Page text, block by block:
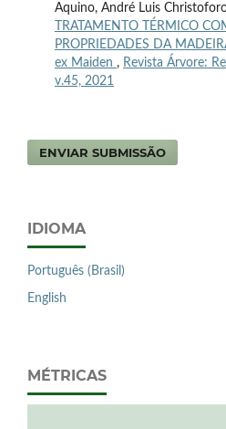
Aquino, André Luis
TRATAMENTO TÉRMICO
PROPRIEDADES DA
ex Maiden , Revista Árvore:
v.45, 2021
ENVIAR SUBMISSÃO
IDIOMA
Português (Brasil)
English
MÉTRICAS